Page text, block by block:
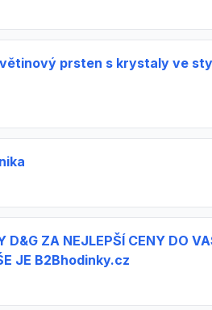
prsten s krystaly ve
D&G ZA NEJLEPŠÍ CENY DO
JE B2Bhodinky.cz